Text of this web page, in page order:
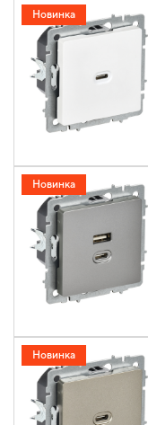
Новинка
Новинка
Новинка